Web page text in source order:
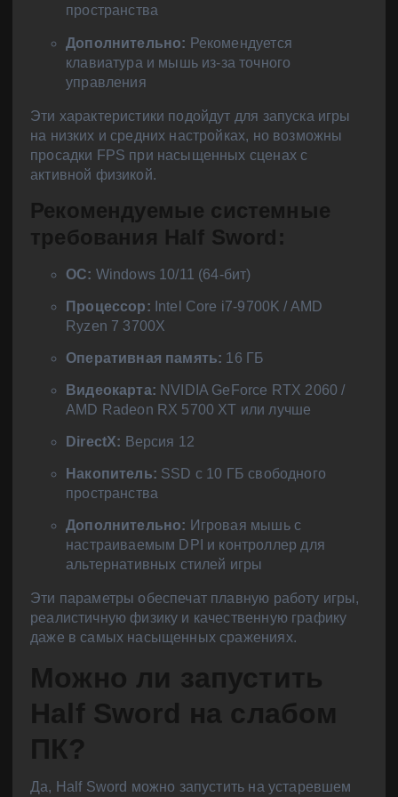
пространства
Дополнительно: Рекомендуется
клавиатура и мышь из-за точного
управления
Эти характеристики подойдут для запуска игры
на низких и средних настройках, но возможны
просадки FPS при насыщенных сценах с
активной физикой.
Рекомендуемые системные
требования Half Sword:
ОС: Windows 10/11 (64-бит)
Процессор: Intel Core i7-9700K / AMD
Ryzen 7 3700X
Оперативная память: 16 ГБ
Видеокарта: NVIDIA GeForce RTX 2060 /
AMD Radeon RX 5700 XT или лучше
DirectX: Версия 12
Накопитель: SSD с 10 ГБ свободного
пространства
Дополнительно: Игровая мышь с
настраиваемым DPI и контроллер для
альтернативных стилей игры
Эти параметры обеспечат плавную работу игры,
реалистичную физику и качественную графику
даже в самых насыщенных сражениях.
Можно ли запустить
Half Sword на слабом
ПК?
Да, Half Sword можно запустить на устаревшем